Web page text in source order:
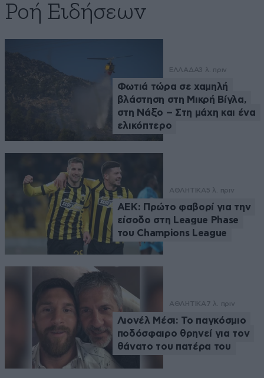
Ροή Ειδήσεων
ΕΛΛΑΔΑ3 λ. πριν
Φωτιά τώρα σε χαμηλή
βλάστηση στη Μικρή Βίγλα,
στη Νάξο – Στη μάχη και ένα
ελικόπτερο
ΑΘΛΗΤΙΚΑ5 λ. πριν
ΑΕΚ: Πρώτο φαβορί για την
είσοδο στη League Phase
του Champions League
ΑΘΛΗΤΙΚΑ7 λ. πριν
Λιονέλ Μέσι: Το παγκόσμιο
ποδόσφαιρο θρηνεί για τον
θάνατο του πατέρα του